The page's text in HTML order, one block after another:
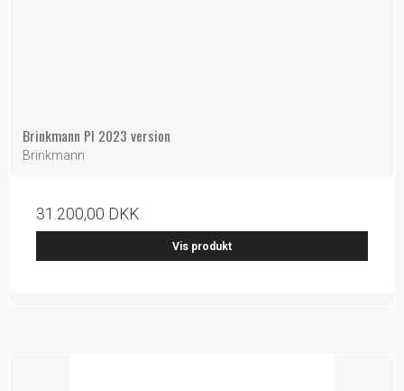
Brinkmann PI 2023 version
Brinkmann
31.200,00 DKK
Vis produkt